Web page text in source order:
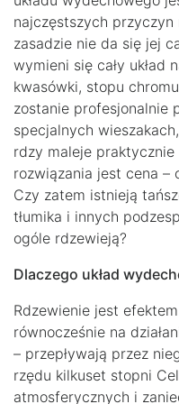
najczęstszych przyczyn
zasadzie nie da się jej
wymieni się cały układ
kwasówki, stopu
zostanie profesjonalnie
specjalnych
rdzy maleje
rozwiązania jest cena –
Czy zatem istnieją
tłumika i innych
ogóle rdzewieją?
Dlaczego układ
Rdzewienie jest
równocześnie na
– przepływają przez
rzędu kilkuset stopni
atmosferycznych i